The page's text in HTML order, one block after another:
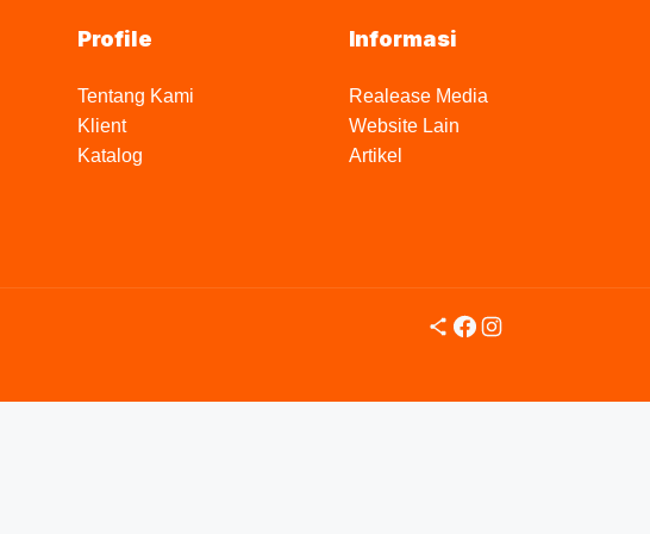
Profile
Tentang Kami
Klient
Katalog
Informasi
Realease Media
Website Lain
Artikel
Share IconFacebook
Instagram